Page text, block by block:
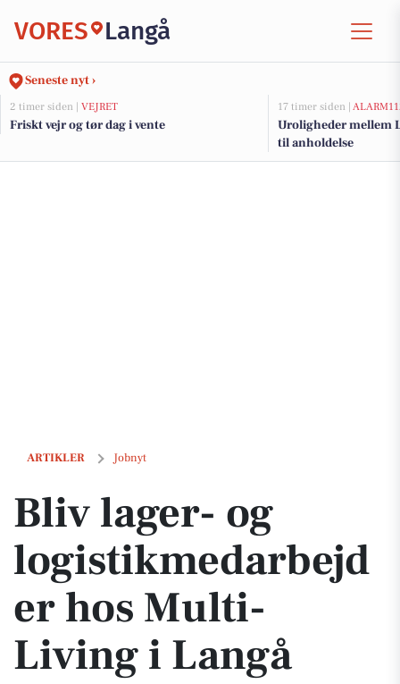
VORES Langå
Seneste nyt ›
2 timer siden | VEJRET
Friskt vejr og tør dag i vente
17 timer siden |
Uroligheder mellem
til anholdelse
ARTIKLER Jobnyt
Bliv lager- og logistikmedarbejder hos Multi-Living i Langå
Bliv lager- og
logistikmedarbejd
er hos Multi-
Living i Langå